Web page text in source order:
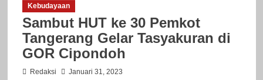
ke
16,
Kecamatan
Setu
Adakan
Kebudayaan
Sambut HUT ke 30 Pemkot
Tangerang Gelar Tasyakuran di
GOR Cipondoh
Redaksi Januari 31, 2023